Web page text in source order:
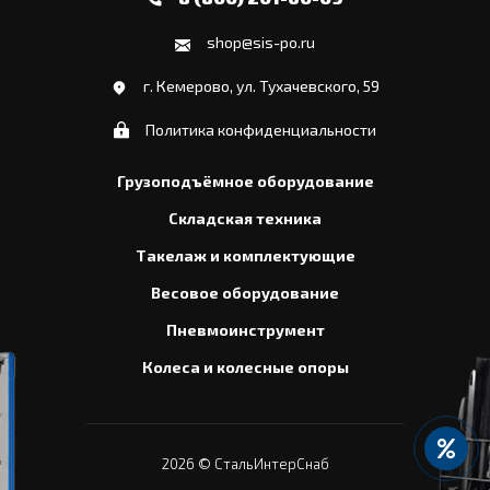
shop@sis-po.ru
г. Кемерово, ул. Тухачевского, 59
Политика конфиденциальности
Грузоподъёмное оборудование
Складская техника
Такелаж и комплектующие
Весовое оборудование
Пневмоинструмент
Колеса и колесные опоры
2026 © СтальИнтерСнаб